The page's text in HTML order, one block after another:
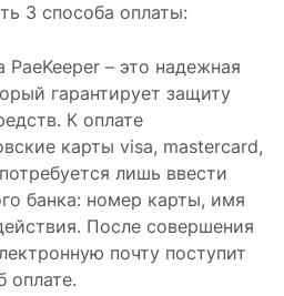
3 способа оплаты:
PaeKeeper – это надежная
гарантирует защиту
К оплате
карты visa, mastercard,
лишь ввести
банка: номер карты, имя
После совершения
почту поступит
оплате.